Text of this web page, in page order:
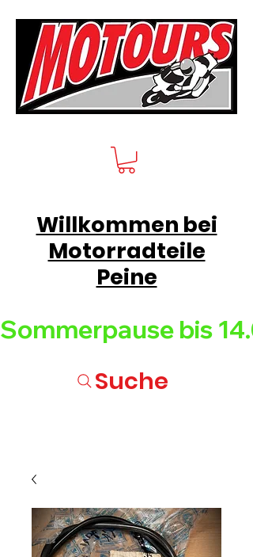
Sommerpause bis
Willkommen bei
Motorradteile
Peine
Suche